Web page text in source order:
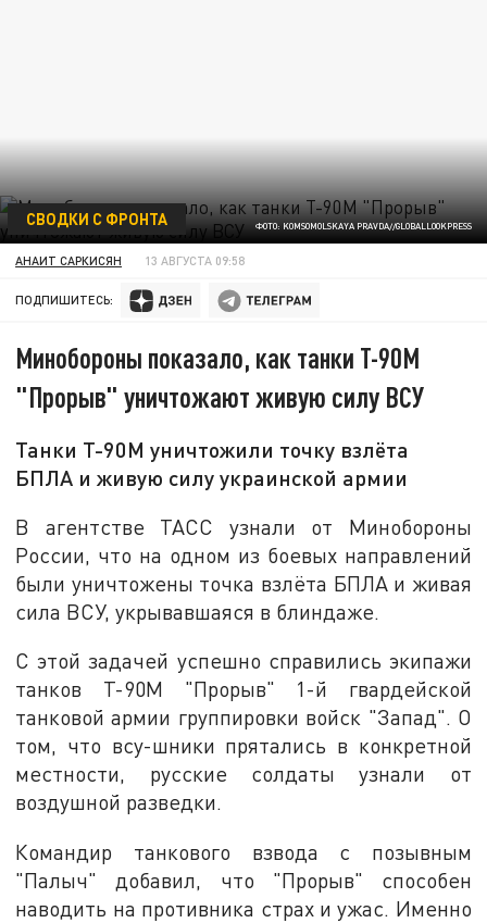
ФОТО: KOMSOMOLSKAYA PRAVDA//GLOBALLOOKPRESS
СВОДКИ С ФРОНТА
АНАИТ САРКИСЯН 13 АВГУСТА 09:58
ПОДПИШИТЕСЬ:
Минобороны показало, как танки Т-90М
"Прорыв" уничтожают живую силу ВСУ
Танки Т-90М уничтожили точку взлёта
БПЛА и живую силу украинской армии
В агентстве ТАСС узнали от Минобороны
России, что на одном из боевых направлений
были уничтожены точка взлёта БПЛА и живая
сила ВСУ, укрывавшаяся в блиндаже.
С этой задачей успешно справились экипажи
танков Т-90М "Прорыв" 1-й гвардейской
танковой армии группировки войск "Запад". О
том, что всу-шники прятались в конкретной
местности, русские солдаты узнали от
воздушной разведки.
Командир танкового взвода с позывным
"Палыч" добавил, что "Прорыв" способен
наводить на противника страх и ужас. Именно